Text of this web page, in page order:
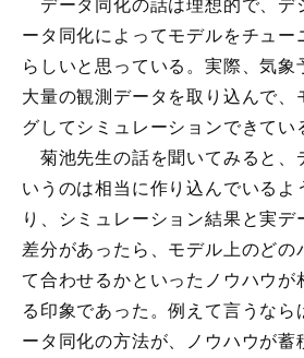
ータ同化によってモデルをチュー
らしいと思っている。実際、気象
大量の観測データを取り込んで、
グしてシミュレーションできてい
菊池先生の話を聞いてみると、
いうのは相当に作り込んでいるよ
り、シミュレーション結果と実デ
差分があったら、モデル上のどの
て合わせるかといったノウハウが
る印象であった。例えて言うな
ータ同化の方法が、ノウハウが蓄